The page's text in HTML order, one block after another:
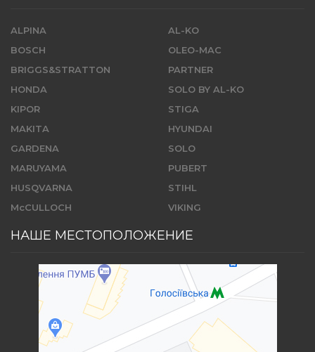
ALPINA
BOSCH
BRIGGS&STRATTON
HONDA
KIPOR
MAKITA
GARDENA
MARUYAMA
HUSQVARNA
McCULLOCH
AL-KO
OLEO-MAC
PARTNER
SOLO BY AL-KO
STIGA
HYUNDAI
SOLO
PUBERT
STIHL
VIKING
НАШЕ МЕСТОПОЛОЖЕНИЕ